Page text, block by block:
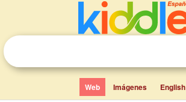
Web Imágenes English